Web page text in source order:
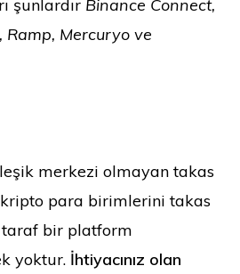
şunlardır Binance Connect,
Ramp, Mercuryo ve
merkezi olmayan takas
para birimlerini takas
bir platform
yoktur. İhtiyacınız olan